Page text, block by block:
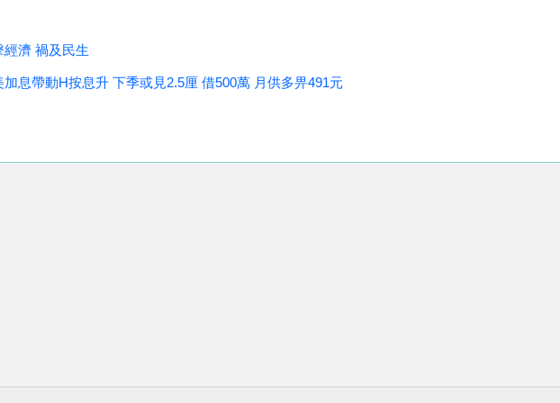
濟 禍及民生
加息帶動H按息升 下季或見2.5厘 借500萬 月供多畀491元